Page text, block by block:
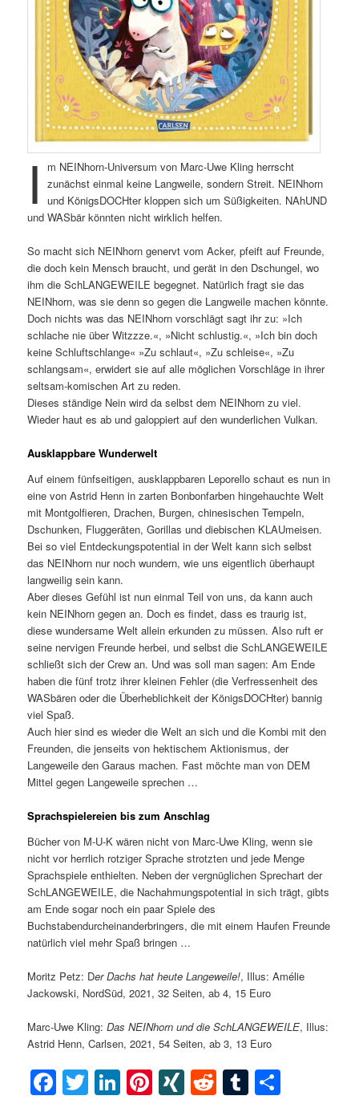
I
m NEINhorn-Universum von Marc-Uwe Kling herrscht
zunächst einmal keine Langweile, sondern Streit. NEINhorn
und KönigsDOCHter kloppen sich um Süßigkeiten. NAhUND
und WASbär könnten nicht wirklich helfen.
So macht sich NEINhorn genervt vom Acker, pfeift auf Freunde,
die doch kein Mensch braucht, und gerät in den Dschungel, wo
ihm die SchLANGEWEILE begegnet. Natürlich fragt sie das
NEINhorn, was sie denn so gegen die Langweile machen könnte.
Doch nichts was das NEINhorn vorschlägt sagt ihr zu: »Ich
schlache nie über Witzzze.«, »Nicht schlustig.«, »Ich bin doch
keine Schluftschlange« »Zu schlaut«, »Zu schleise«, »Zu
schlangsam«, erwidert sie auf alle möglichen Vorschläge in ihrer
seltsam-komischen Art zu reden.
Dieses ständige Nein wird da selbst dem NEINhorn zu viel.
Wieder haut es ab und galoppiert auf den wunderlichen Vulkan.
Ausklappbare Wunderwelt
Auf einem fünfseitigen, ausklappbaren Leporello schaut es nun in
eine von Astrid Henn in zarten Bonbonfarben hingehauchte Welt
mit Montgolfieren, Drachen, Burgen, chinesischen Tempeln,
Dschunken, Fluggeräten, Gorillas und diebischen KLAUmeisen.
Bei so viel Entdeckungspotential in der Welt kann sich selbst
das NEINhorn nur noch wundern, wie uns eigentlich überhaupt
langweilig sein kann.
Aber dieses Gefühl ist nun einmal Teil von uns, da kann auch
kein NEINhorn gegen an. Doch es findet, dass es traurig ist,
diese wundersame Welt allein erkunden zu müssen. Also ruft er
seine nervigen Freunde herbei, und selbst die SchLANGEWEILE
schließt sich der Crew an. Und was soll man sagen: Am Ende
haben die fünf trotz ihrer kleinen Fehler (die Verfressenheit des
WASbären oder die Überheblichkeit der KönigsDOCHter) bannig
viel Spaß.
Auch hier sind es wieder die Welt an sich und die Kombi mit den
Freunden, die jenseits von hektischem Aktionismus, der
Langeweile den Garaus machen. Fast möchte man von DEM
Mittel gegen Langeweile sprechen …
Sprachspielereien bis zum Anschlag
Bücher von M-U-K wären nicht von Marc-Uwe Kling, wenn sie
nicht vor herrlich rotziger Sprache strotzten und jede Menge
Sprachspiele enthielten. Neben der vergnüglichen Sprechart der
SchLANGEWEILE, die Nachahmungspotential in sich trägt, gibts
am Ende sogar noch ein paar Spiele des
Buchstabendurcheinanderbringers, die mit einem Haufen Freunde
natürlich viel mehr Spaß bringen …
Moritz Petz: Der Dachs hat heute Langeweile!, Illus: Amélie
Jackowski, NordSüd, 2021, 32 Seiten, ab 4, 15 Euro
Marc-Uwe Kling:Das NEINhorn und die SchLANGEWEILE, Illus:
Astrid Henn, Carlsen, 2021, 54 Seiten, ab 3, 13 Euro
Facebook
Twitter
LinkedIn
Pinterest
XINGRedditTumblr